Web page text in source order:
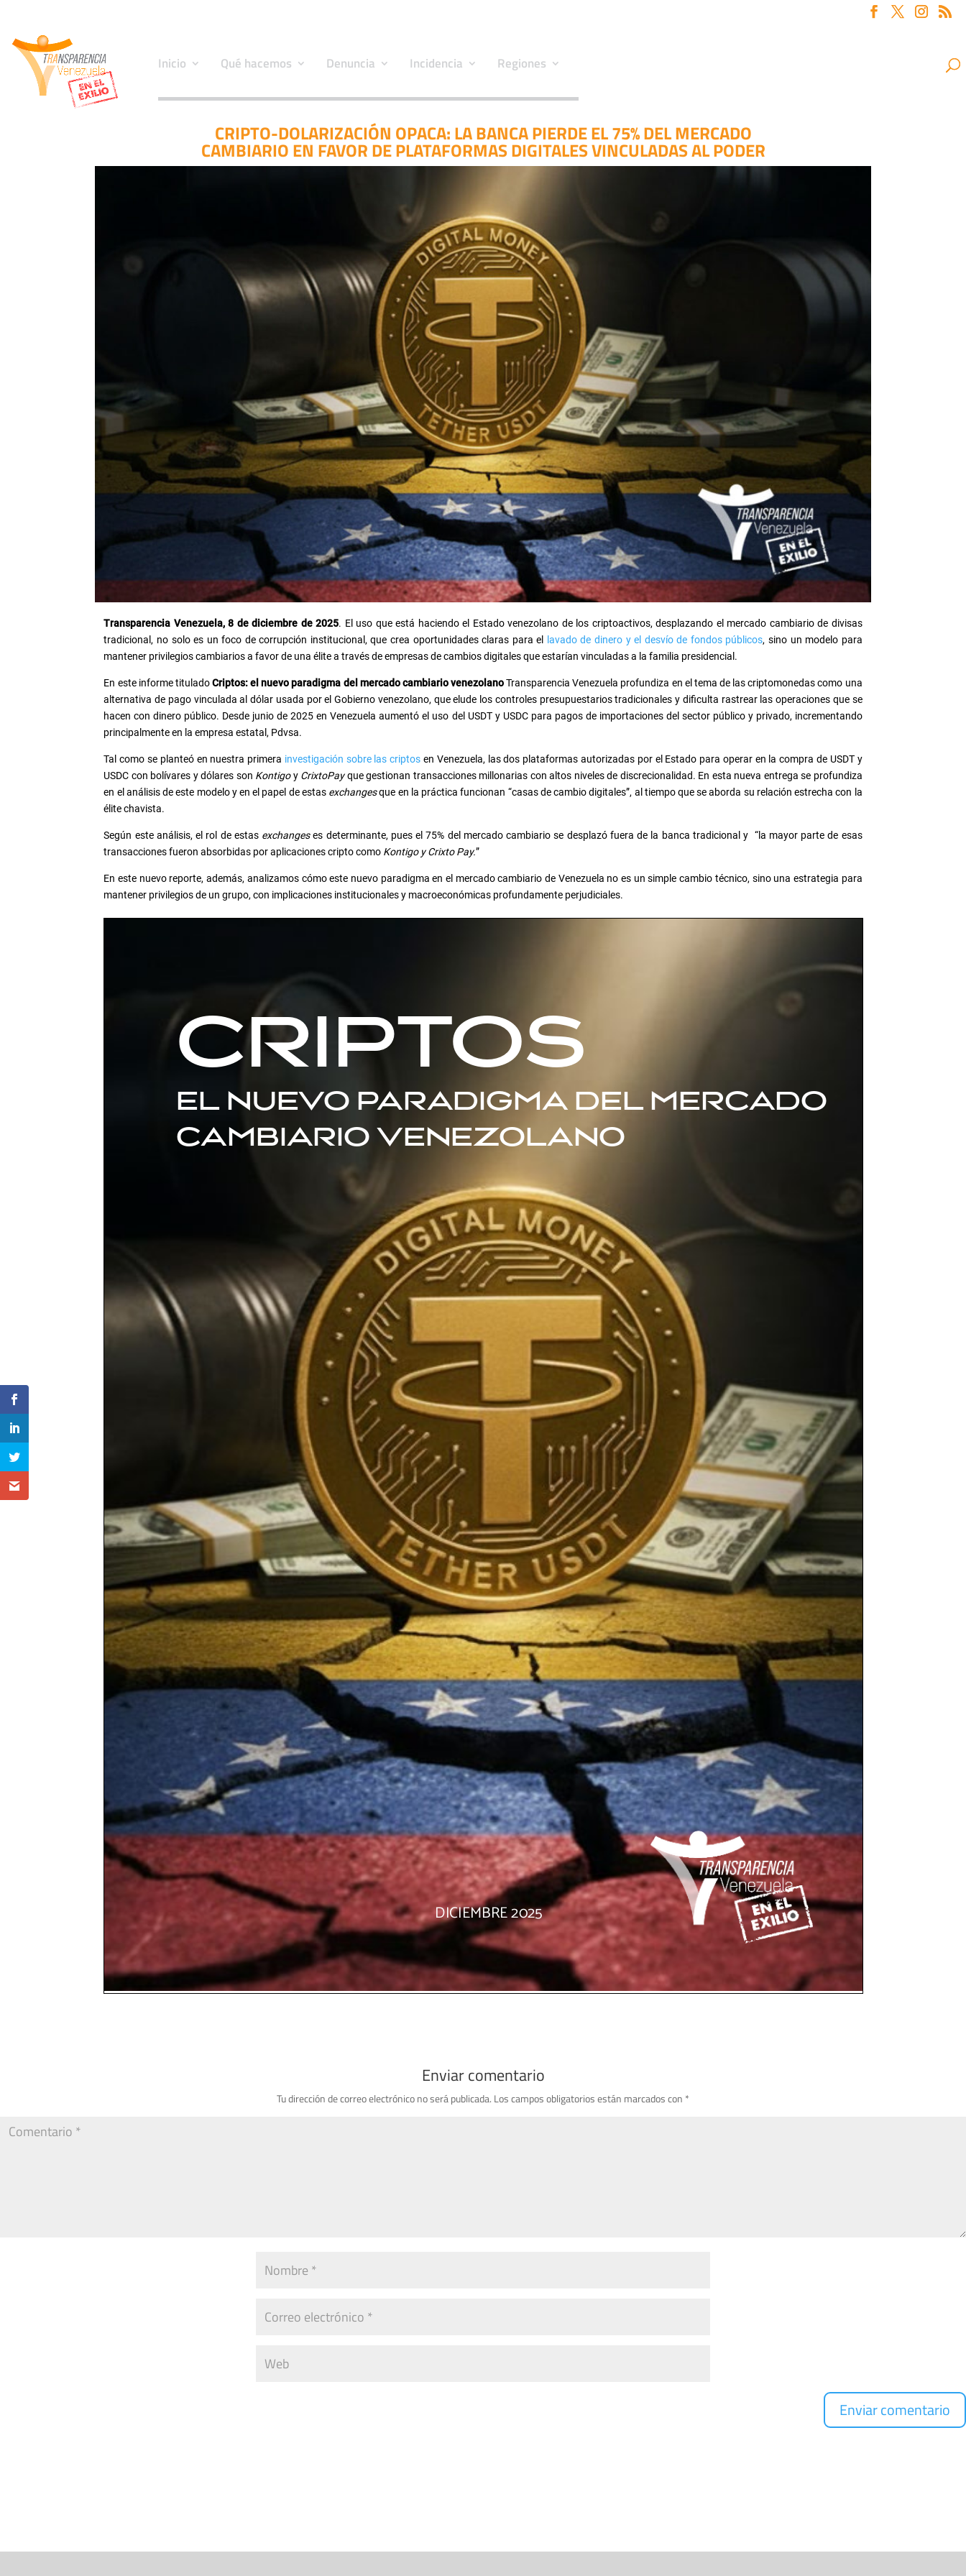
Inicio Qué hacemos Denuncia Incidencia Regiones
CRIPTO-DOLARIZACIÓN OPACA: LA BANCA PIERDE EL 75% DEL MERCADO
CAMBIARIO EN FAVOR DE PLATAFORMAS DIGITALES VINCULADAS AL PODER
Transparencia Venezuela, 8 de diciembre de 2025. El uso que está haciendo el Estado venezolano de los criptoactivos, desplazando el mercado cambiario de divisas
tradicional, no solo es un foco de corrupción institucional, que crea oportunidades claras para el
lavado de dinero y el desvío de fondos públicos, sino un modelo para
mantener privilegios cambiarios a favor de una élite a través de empresas de cambios digitales que estarían vinculadas a la familia presidencial.
En este informe tituladoCriptos: el nuevo paradigma del mercado cambiario venezolanoTransparencia Venezuela profundiza en el tema de las criptomonedas como una
alternativa de pago vinculada al dólar usada por el Gobierno venezolano, que elude los controles presupuestarios tradicionales y dificulta rastrear las operaciones que se
hacen con dinero público. Desde junio de 2025 en Venezuela aumentó el uso del USDT y USDC para pagos de importaciones del sector público y privado, incrementando
principalmente en la empresa estatal, Pdvsa.
Tal como se planteó en nuestra primera investigación sobre las criptos en Venezuela, las dos plataformas autorizadas por el Estado para operar en la compra de USDT y
USDC con bolívares y dólares son Kontigoy CrixtoPayque gestionan transacciones millonarias con altos niveles de discrecionalidad. En esta nueva entrega se profundiza
en el análisis de este modelo y en el papel de estas exchangesque en la práctica funcionan “casas de cambio digitales”, al tiempo que se aborda su relación estrecha con la
élite chavista.
Según este análisis, el rol de estas exchangeses determinante, pues el 75% del mercado cambiario se desplazó fuera de la banca tradicional y “la mayor parte de esas
transacciones fueron absorbidas por aplicaciones cripto como Kontigo y Crixto Pay.”
En este nuevo reporte, además, analizamos cómo este nuevo paradigma en el mercado cambiario de Venezuela no es un simple cambio técnico, sino una estrategia para
mantener privilegios de un grupo, con implicaciones institucionales y macroeconómicas profundamente perjudiciales.
Enviar comentario
Tu dirección de correo electrónico no será publicada. Los campos obligatorios están marcados con *